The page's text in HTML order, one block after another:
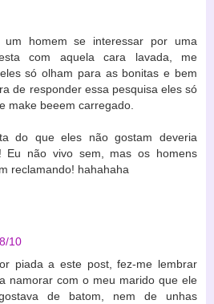
homem se interessar por uma
com aquela cara lavada, me
só olham para as bonitas e bem
de responder essa pesquisa eles só
make beeem carregado.
do que eles não gostam deveria
Eu não vivo sem, mas os homens
reclamando! hahahaha
10
piada a este post, fez-me lembrar
namorar com o meu marido que ele
de batom, nem de unhas